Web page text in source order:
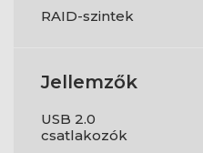
RAID-szintek
Jellemzők
USB 2.0
csatlakozók